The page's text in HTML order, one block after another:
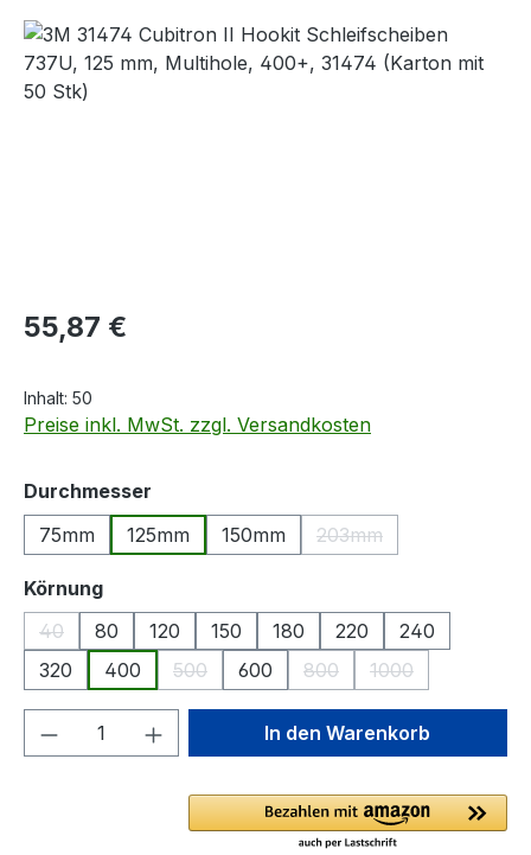
Bildergalerie überspringen
Regulärer Preis:
55,87 €
Inhalt: 50
Preise inkl. MwSt. zzgl. Versandkosten
Durchmesser
75mm
125mm 150mm 203mm
(Diese Option ist
Körnungauswählen
40
(Diese Option ist zurzeit nicht verfügbar.)
80 120 150 180 220
240
320
400 500
(Diese Option ist zurzeit nicht verfügbar.)
600 800
(Diese Option ist zurzeit
1000
(Diese Option ist
Produkt Anzahl: Gib denIn den Warenkorb